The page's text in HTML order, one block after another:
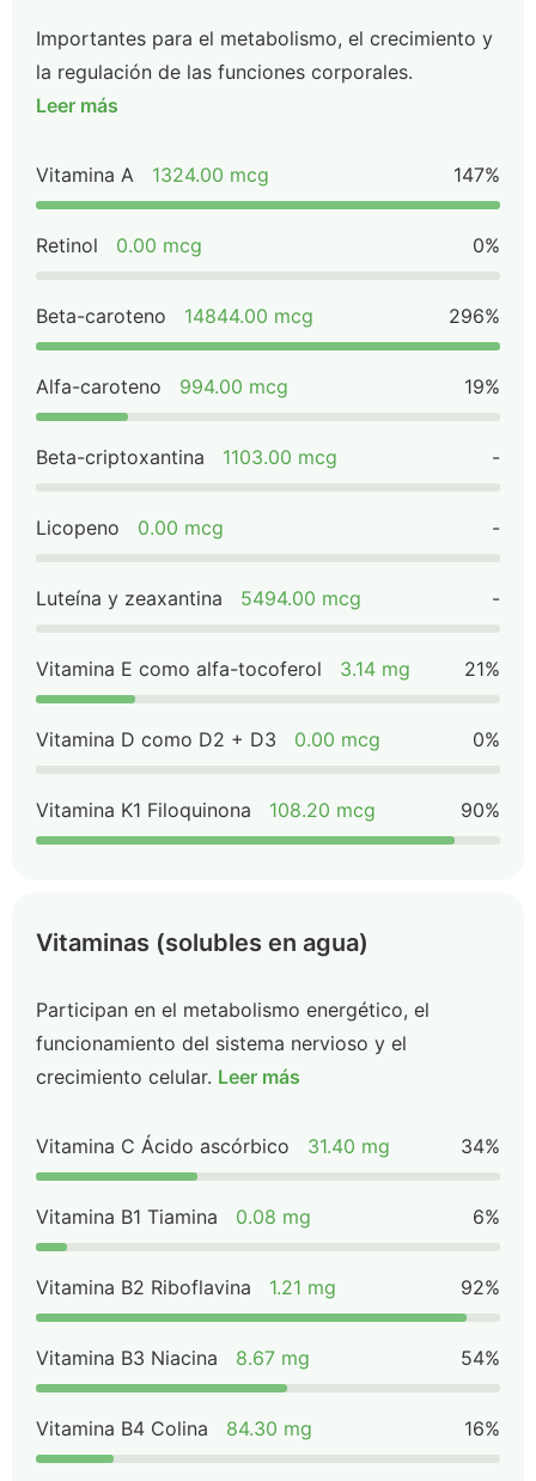
Importantes para el metabolismo, el crecimiento y
la regulación de las funciones corporales.
Leer más
Vitamina A 1324.00 mcg 147%
Retinol 0.00 mcg 0%
Beta-caroteno 14844.00 mcg 296%
Alfa-caroteno 994.00 mcg 19%
Beta-criptoxantina 1103.00 mcg -
Licopeno 0.00 mcg -
Luteína y zeaxantina 5494.00 mcg -
Vitamina E como alfa-tocoferol 3.14 mg 21%
Vitamina D como D2 + D3 0.00 mcg 0%
Vitamina K1 Filoquinona 108.20 mcg 90%
Vitaminas (solubles en agua)
Participan en el metabolismo energético, el
funcionamiento del sistema nervioso y el
crecimiento celular. Leer más
Vitamina C Ácido ascórbico 31.40 mg 34%
Vitamina B1 Tiamina 0.08 mg 6%
Vitamina B2 Riboflavina 1.21 mg 92%
Vitamina B3 Niacina 8.67 mg 54%
Vitamina B4 Colina 84.30 mg 16%